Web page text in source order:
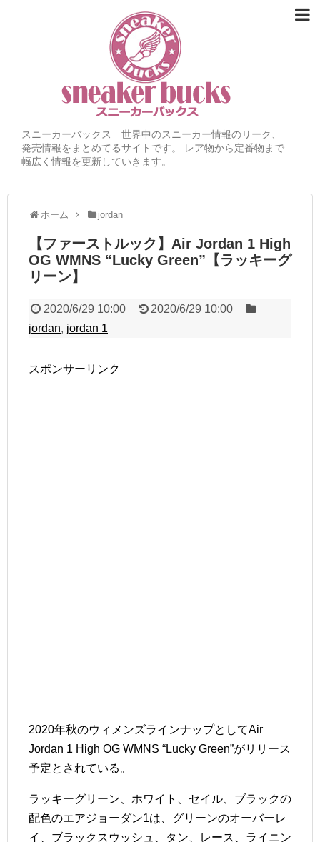
スニーカーバックス 世界中のスニーカー情報のリーク、
発売情報をまとめてるサイトです。 レア物から定番物まで
幅広く情報を更新していきます。
ホーム jordan
【ファーストルック】Air Jordan 1 High
OG WMNS “Lucky Green”【ラッキーグ
リーン】
2020/6/29 10:00
2020/6/29 10:00
jordan, jordan 1
スポンサーリンク
2020年秋のウィメンズラインナップとしてAir
Jordan 1 High OG WMNS “Lucky Green”がリリース
予定とされている。
ラッキーグリーン、ホワイト、セイル、ブラックの
配色のエアジョーダン1は、グリーンのオーバーレ
イ、ブラックスウッシュ、タン、レース、ライニン